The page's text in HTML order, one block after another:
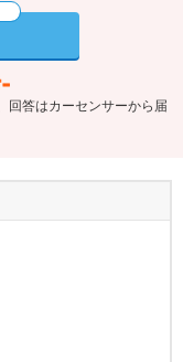
回答はカーセンサーから届